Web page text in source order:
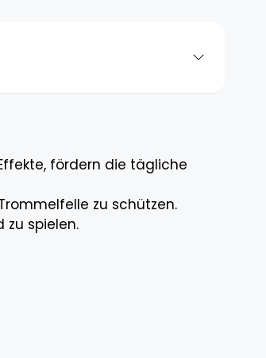
fördern die tägliche
zu schützen.
zu spielen.